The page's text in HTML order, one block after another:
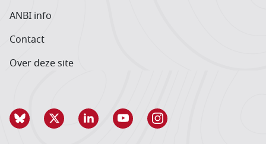
ANBI info
Contact
Over deze site